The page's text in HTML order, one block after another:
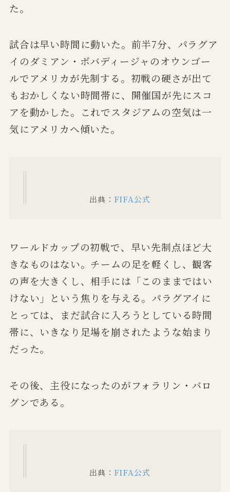
た。
試合は早い時間に動いた。前半7分、パラグア
イのダミアン・ボバディージャのオウンゴー
ルでアメリカが先制する。初戦の硬さが出て
もおかしくない時間帯に、開催国が先にスコ
アを動かした。これでスタジアムの空気は一
気にアメリカへ傾いた。
出典： FIFA公式
ワールドカップの初戦で、早い先制点ほど大
きなものはない。チームの足を軽くし、観客
の声を大きくし、相手には「このままではい
けない」という焦りを与える。パラグアイに
とっては、まだ試合に入ろうとしている時間
帯に、いきなり足場を崩されたような始まり
だった。
その後、主役になったのがフォラリン・バロ
グンである。
出典： FIFA公式